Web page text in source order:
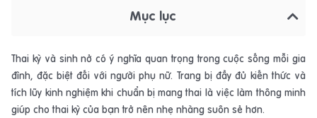
Mục lục
Thai kỳ và sinh nở có ý nghĩa quan trọng trong cuộc sống mỗi gia
đình, đặc biệt đối với người phụ nữ. Trang bị đầy đủ kiến thức và
tích lũy kinh nghiệm khi chuẩn bị mang thai là việc làm thông minh
giúp cho thai kỳ của bạn trở nên nhẹ nhàng suôn sẻ hơn.